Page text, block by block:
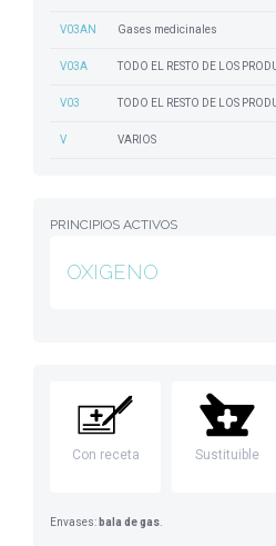
V03AN Gases medicinales
V03A TODO EL RESTO DE LOS
V03 TODO EL RESTO DE LOS
V VARIOS
PRINCIPIOS ACTIVOS
OXIGENO
Con receta Sustituible
Envases: bala de gas